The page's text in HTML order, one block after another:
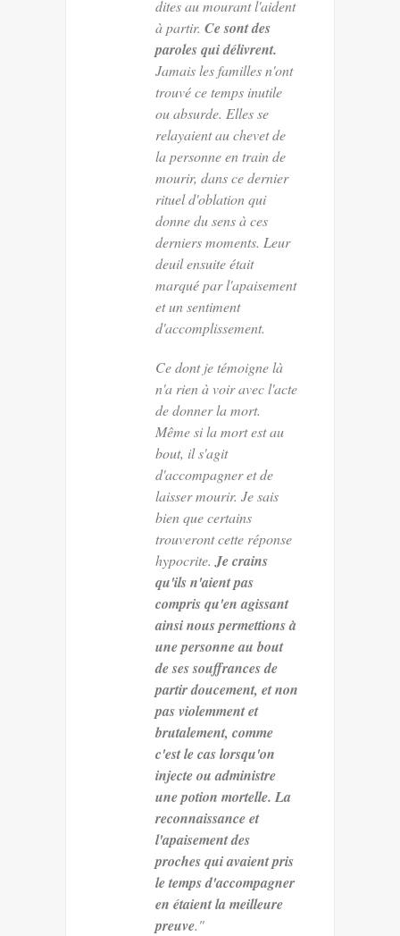
dites au mourant l'aident
à partir. Ce sont des
paroles qui délivrent.
Jamais les familles n'ont
trouvé ce temps inutile
ou absurde. Elles se
relayaient au chevet de
la personne en train de
mourir, dans ce dernier
rituel d'oblation qui
donne du sens à ces
derniers moments. Leur
deuil ensuite était
marqué par l'apaisement
et un sentiment
d'accomplissement.
Ce dont je témoigne là
n'a rien à voir avec l'acte
de donner la mort.
Même si la mort est au
bout, il s'agit
d'accompagner et de
laisser mourir. Je sais
bien que certains
trouveront cette réponse
hypocrite. Je crains
qu'ils n'aient pas
compris qu'en agissant
ainsi nous permettions à
une personne au bout
de ses souffrances de
partir doucement, et non
pas violemment et
brutalement, comme
c'est le cas lorsqu'on
injecte ou administre
une potion mortelle. La
reconnaissance et
l'apaisement des
proches qui avaient pris
le temps d'accompagner
en étaient la meilleure
preuve."